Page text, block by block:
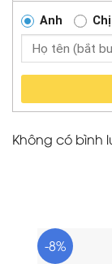
Anh Chị
Không có bình
-8%